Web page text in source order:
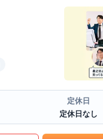
定休日
定休日なし